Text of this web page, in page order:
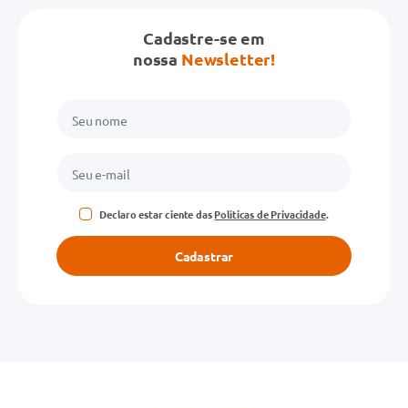
Cadastre-se em
nossa Newsletter!
Declaro estar ciente dasPolíticas de Privacidade.
Cadastrar